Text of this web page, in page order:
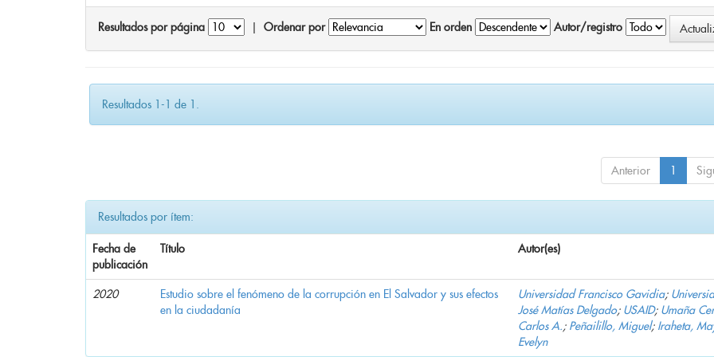
Resultados por página Ordenar por En orden Autor/registro
Resultados 1-1 de 1.
Anterior 1
Resultados por ítem:
Fecha de
publicación
Título Autor(es)
2020
Estudio sobre el fenómeno de la corrupción en El Salvador y sus efectos
en la ciudadanía
Universidad Francisco Gavidia;
José Matías Delgado; USAID; Umaña
Carlos A.; Peñailillo, Miguel; Iraheta,
Evelyn